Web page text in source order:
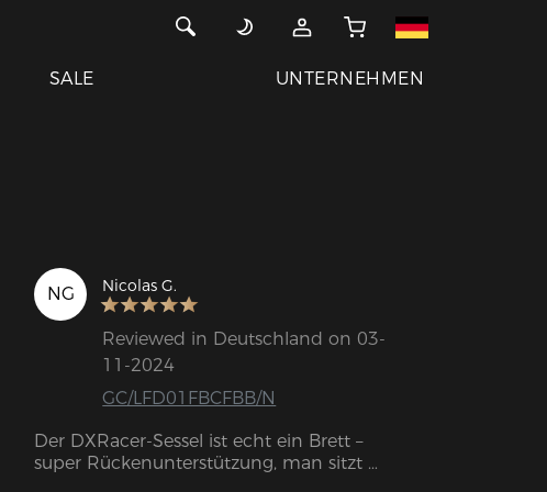
SALE UNTERNEHMEN
NG Nicolas G.
Reviewed in Deutschland on 03-
11-2024
GC/LFD01FBCFBB/N
Der DXRacer-Sessel ist echt ein Brett –
super Rückenunterstützung, man sitzt